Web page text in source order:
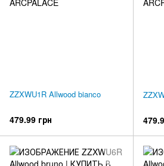
ZZXWU1R Allwood bianco
479.99 грн